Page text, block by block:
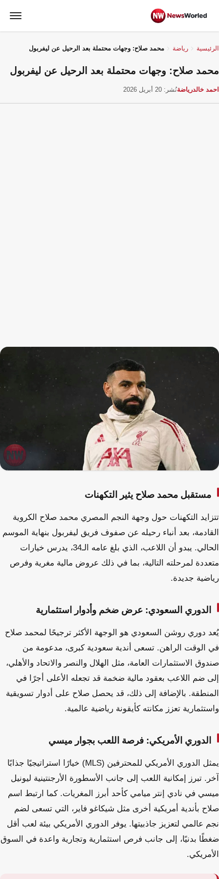
الرئيسية رياضة محمد صلاح: وجهات محتملة بعد الرحيل عن ليفربول
محمد صلاح: وجهات محتملة بعد الرحيل عن ليفربول
احمد خالدرياضةنُشر: 20 أبريل 2026
مستقبل محمد صلاح يثير التكهنات
تتزايد التكهنات حول وجهة النجم المصري محمد صلاح الكروية
القادمة، بعد أنباء رحيله عن صفوف فريق ليفربول بنهاية الموسم
الحالي. يبدو أن اللاعب، الذي بلغ عامه الـ34، يدرس خيارات
متعددة لمرحلته التالية، بما في ذلك عروض مالية مغرية وفرص
رياضية جديدة.
الدوري السعودي: عرض ضخم وأدوار استثمارية
يُعد دوري روشن السعودي هو الوجهة الأكثر ترجيحًا لمحمد صلاح
في الوقت الراهن. تسعى أندية سعودية كبرى، مدعومة من
صندوق الاستثمارات العامة، مثل الهلال والنصر والاتحاد والأهلي،
إلى ضم اللاعب بعقود مالية ضخمة قد تجعله الأعلى أجرًا في
المنطقة. بالإضافة إلى ذلك، قد يحصل صلاح على أدوار تسويقية
واستثمارية تعزز مكانته كأيقونة رياضية عالمية.
الدوري الأمريكي: فرصة اللعب بجوار ميسي
يمثل الدوري الأمريكي للمحترفين (MLS) خيارًا استراتيجيًا جذابًا
آخر. تبرز إمكانية اللعب إلى جانب الأسطورة الأرجنتينية ليونيل
ميسي في نادي إنتر ميامي كأحد أبرز المغريات. كما ارتبط اسم
صلاح بأندية أمريكية أخرى مثل شيكاغو فاير، التي تسعى لضم
نجم عالمي لتعزيز جاذبيتها. يوفر الدوري الأمريكي بيئة لعب أقل
ضغطًا بدنيًا، إلى جانب فرص استثمارية وتجارية واعدة في السوق
الأمريكي.